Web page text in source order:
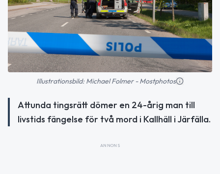
Illustrationsbild: Michael Folmer - Mostphotos
Attunda tingsrätt dömer en 24-årig man till
livstids fängelse för två mord i Kallhäll i Järfälla.
ANNONS